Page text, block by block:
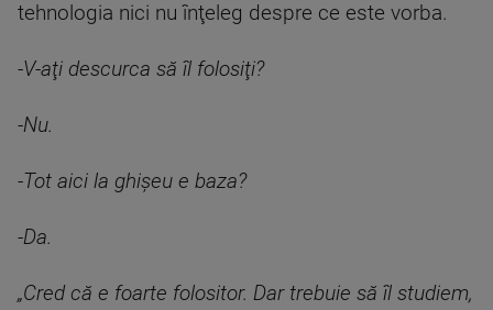
tehnologia nici nu înţeleg despre ce este vorba.
-V-aţi descurca să îl folosiţi?
-Nu.
-Tot aici la ghişeu e baza?
-Da.
„Cred că e foarte folositor. Dar trebuie să îl studiem,